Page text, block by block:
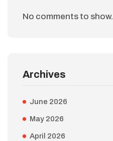
No comments to show.
Archives
June 2026
May 2026
April 2026